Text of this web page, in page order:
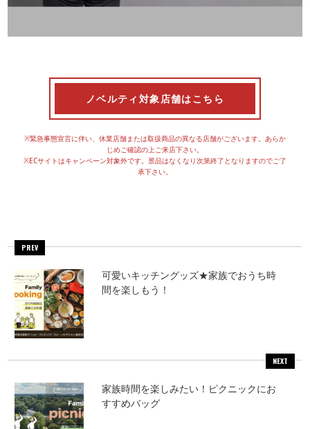
ノベルティ対象店舗はこちら
※緊急事態宣言に伴い、休業店舗または取扱商品の異なる店舗がございます。あらか
じめご確認の上ご来店下さい。
※ECサイトはキャンペーン対象外です。景品はなくなり次第終了となりますのでご了
承下さい。
PREV
可愛いキッチングッズ★家族でおうち時
間を楽しもう！
NEXT
家族時間を楽しみたい！ピクニックにお
すすめバッグ